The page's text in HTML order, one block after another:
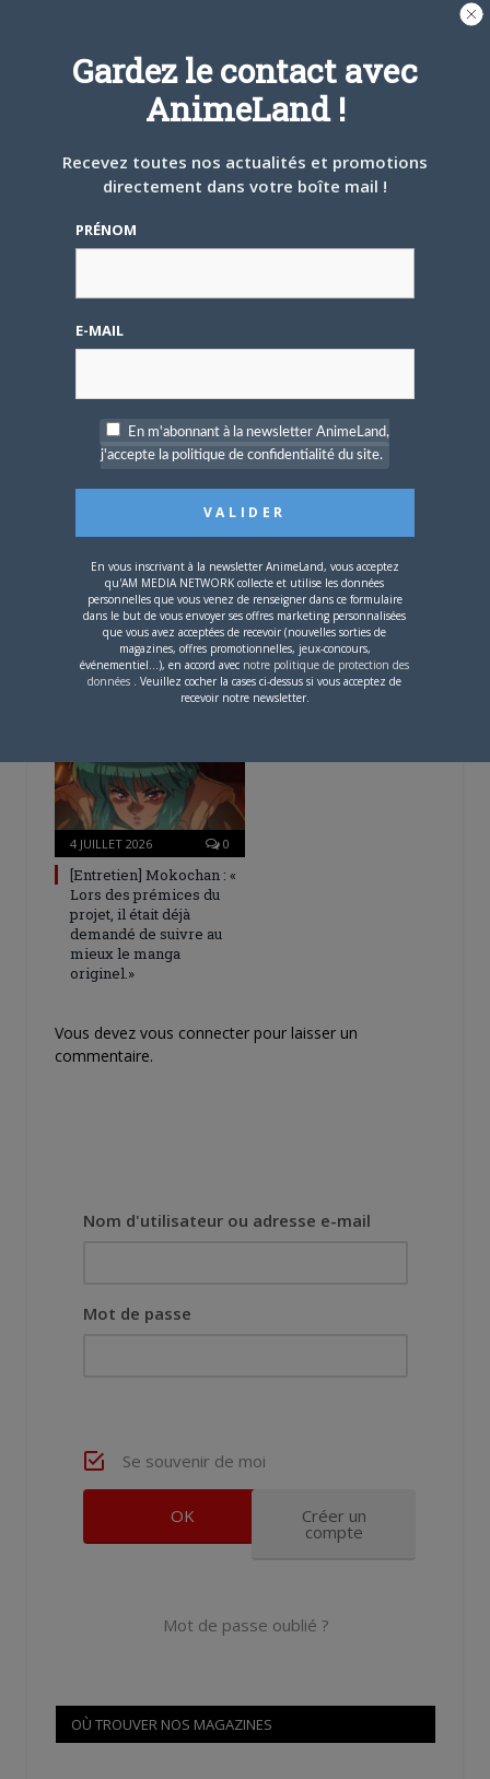
Défendre les couleurs d'AnimeLand était
un rêve. Il ne me reste plus qu'à
partir tranquille.
ARTICLES LIÉS
L’AnimeLand Hors-Série
– Spécial Posters est
disponible !
4 AOÛT 2026 0
Une nouvelle série TV
Digimon en préparation
pour 2027
4 JUILLET 2026 0
[Entretien] Mokochan : «
Lors des prémices du
projet, il était déjà
demandé de suivre au
mieux le manga
originel.»
Vous devez vous connecter pour laisser un
commentaire.
Nom d'utilisateur ou adresse e-mail
Mot de passe
Se souvenir de moi
Créer un
compte
Mot de passe oublié ?
OÙ TROUVER NOS MAGAZINES
Gardez le contact avec
AnimeLand !
Recevez toutes nos actualités et promotions
directement dans votre boîte mail !
PRÉNOM
E-MAIL
En m'abonnant à la newsletter AnimeLand,
j'accepte la politique de confidentialité du site.
En vous inscrivant à la newsletter AnimeLand, vous acceptez
qu'AM MEDIA NETWORK collecte et utilise les données
personnelles que vous venez de renseigner dans ce formulaire
dans le but de vous envoyer ses offres marketing personnalisées
que vous avez acceptées de recevoir (nouvelles sorties de
magazines, offres promotionnelles, jeux-concours,
événementiel...), en accord avec notre politique de protection des
données . Veuillez cocher la cases ci-dessus si vous acceptez de
recevoir notre newsletter.